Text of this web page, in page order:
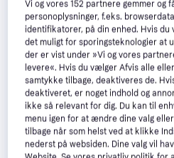
Vi og vores152 partnere gemmer og
personoplysninger, f.eks.
identifikatorer, på din enhed. Hvis
det muligt for sporingsteknologier at
der er vist under »Vi og vores
levere«. Hvis du vælger Afvis alle
samtykke tilbage, deaktiveres de.
deaktiveret, er noget indhold og
ikke så relevant for dig. Du kan til
menu igen for at ændre dine valg
tilbage når som helst ved at klikke
nederst på websiden. Dine valg vil